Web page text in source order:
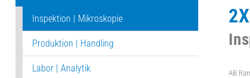
Inspektion | Mikroskopie
Produktion | Handling
Labor | Analytik